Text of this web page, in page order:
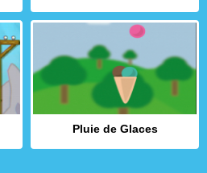
Pluie de Glaces